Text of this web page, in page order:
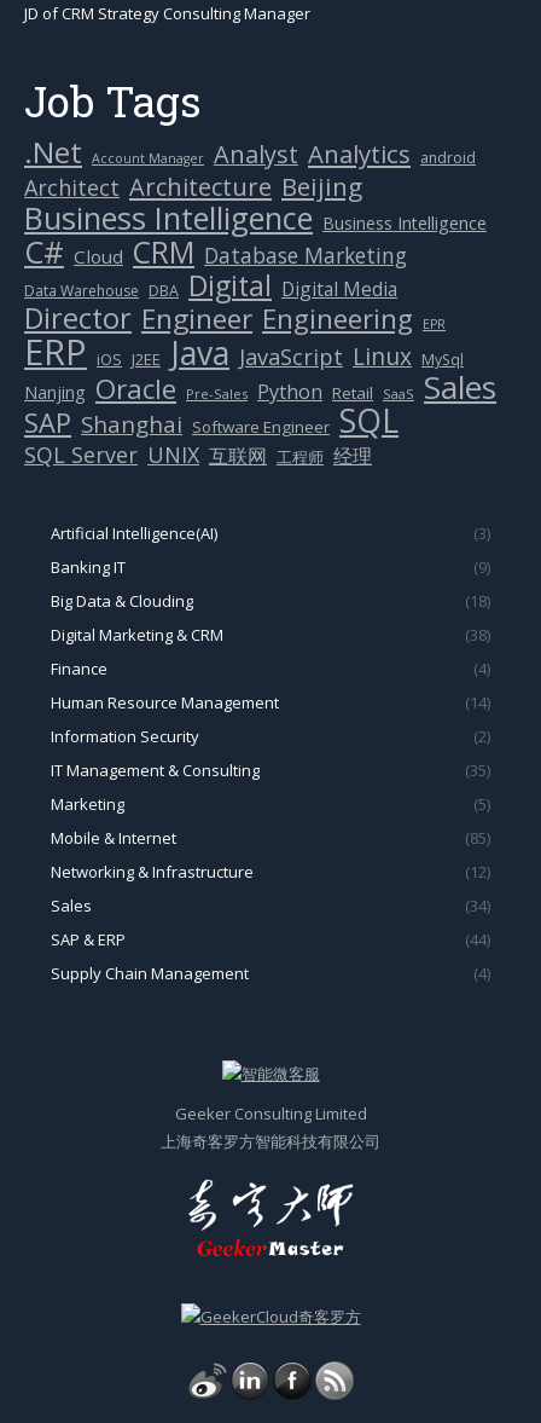
JD of CRM Strategy Consulting Manager
Job Tags
.Net Account Manager Analyst Analytics android
Architect Architecture Beijing
Business Intelligence Business Intelligence
C# Cloud CRM Database Marketing
Data Warehouse DBA Digital Digital Media
Director Engineer Engineering EPR
ERP iOS J2EE Java JavaScript Linux MySql
Nanjing Oracle Pre-Sales Python Retail SaaS Sales
SAP Shanghai Software Engineer SQL
SQL Server UNIX 互联网 工程师 经理
Artificial Intelligence(AI)
(3)
Banking IT
(9)
Big Data & Clouding
(18)
Digital Marketing & CRM
(38)
Finance
(4)
Human Resource Management
(14)
Information Security
(2)
IT Management & Consulting
(35)
Marketing
(5)
Mobile & Internet
(85)
Networking & Infrastructure
(12)
Sales
(34)
SAP & ERP
(44)
Supply Chain Management
(4)
Geeker Consulting Limited
上海奇客罗方智能科技有限公司